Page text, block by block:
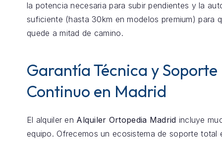
la potencia necesaria para subir pendientes y la
suficiente (hasta 30km en modelos premium) para
quede a mitad de camino.
Garantía Técnica y Soporte
Continuo en Madrid
El alquiler en Alquiler Ortopedia Madrid incluye
equipo. Ofrecemos un ecosistema de soporte total